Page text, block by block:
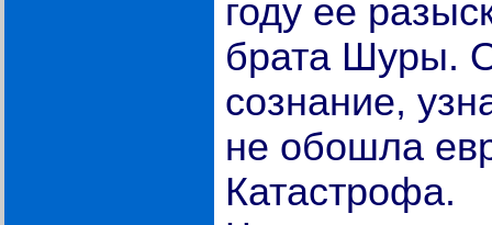
году ее
брата Шуры.
сознание,
не обошла
Катастрофа.